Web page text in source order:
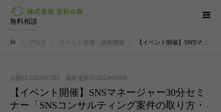
無料相談
ブログ イベント登壇・講座開催 【イベント開催】SNSマネージャー30分セミナー「SNSコンサルティング案件の取り方・金額の決め方」（7月31日開催）
公開日:2024/07/30 最終更新日:2024/09/09
【イベント開催】SNSマネージャー30分セミ
ナー「SNSコンサルティング案件の取り方・